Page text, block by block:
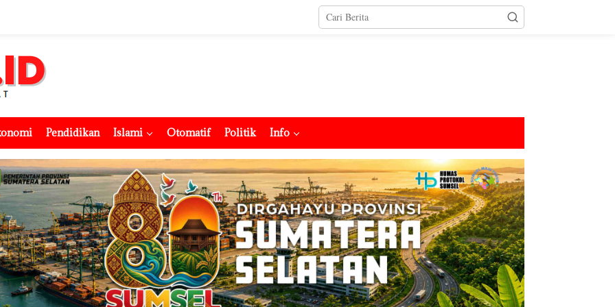
Pendidikan Islami Otomatif Politik Info